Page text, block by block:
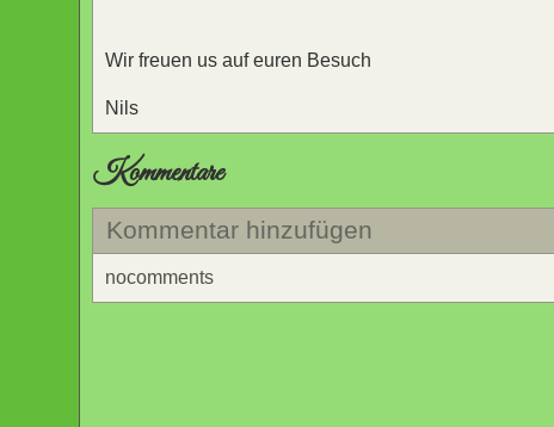
Wir freuen us auf euren Besuch
Nils
Kommentare
Kommentar hinzufügen
nocomments